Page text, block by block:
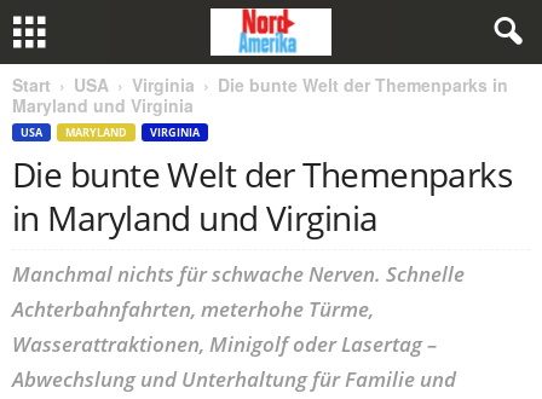
Start USA Virginia
Die bunte Welt der Themenparks in
Maryland und Virginia
USA MARYLAND VIRGINIA
Die bunte Welt der Themenparks
in Maryland und Virginia
Manchmal nichts für schwache Nerven. Schnelle
Achterbahnfahrten, meterhohe Türme,
Wasserattraktionen, Minigolf oder Lasertag –
Abwechslung und Unterhaltung für Familie und